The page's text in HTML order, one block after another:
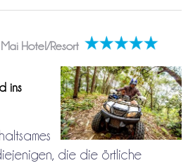
Hotel/Resort
ins
die die örtliche